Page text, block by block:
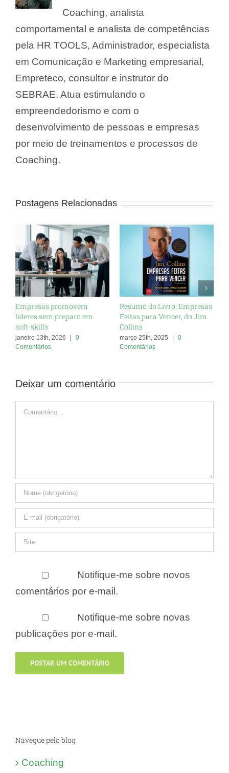
Coaching, analista
comportamental e analista de competências
pela HR TOOLS, Administrador, especialista
em Comunicação e Marketing empresarial,
Empreteco, consultor e instrutor do
SEBRAE. Atua estimulando o
empreendedorismo e com o
desenvolvimento de pessoas e empresas
por meio de treinamentos e processos de
Coaching.
Postagens Relacionadas
Empresas promovem
líderes sem preparo em
soft-skills
janeiro 13th, 2026
0
Comentários
Resumo do Livro: Empresas
Feitas para Vencer, do Jim
Collins
março 25th, 2025
0
Comentários
Deixar um comentário
Comentário
Notifique-me sobre novos
comentários por e-mail.
Notifique-me sobre novas
publicações por e-mail.
Navegue pelo blog
Coaching